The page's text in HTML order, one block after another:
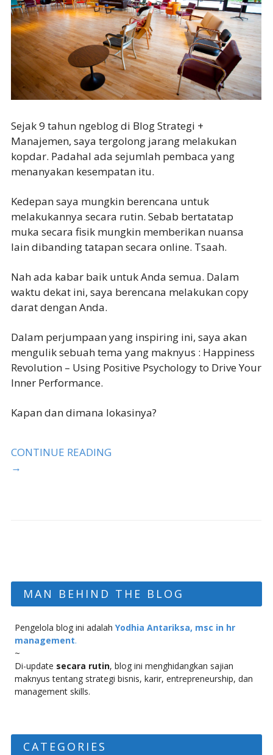
Sejak 9 tahun ngeblog di Blog Strategi +
Manajemen, saya tergolong jarang melakukan
kopdar. Padahal ada sejumlah pembaca yang
menanyakan kesempatan itu.
Kedepan saya mungkin berencana untuk
melakukannya secara rutin. Sebab bertatatap
muka secara fisik mungkin memberikan nuansa
lain dibanding tatapan secara online. Tsaah.
Nah ada kabar baik untuk Anda semua. Dalam
waktu dekat ini, saya berencana melakukan copy
darat dengan Anda.
Dalam perjumpaan yang inspiring ini, saya akan
mengulik sebuah tema yang maknyus : Happiness
Revolution – Using Positive Psychology to Drive Your
Inner Performance.
Kapan dan dimana lokasinya?
CONTINUE READING
→
MAN BEHIND THE BLOG
Pengelola blog ini adalah Yodhia Antariksa, msc in hr
management.
~
Di-update secara rutin, blog ini menghidangkan sajian
maknyus tentang strategi bisnis, karir, entrepreneurship, dan
management skills.
CATEGORIES